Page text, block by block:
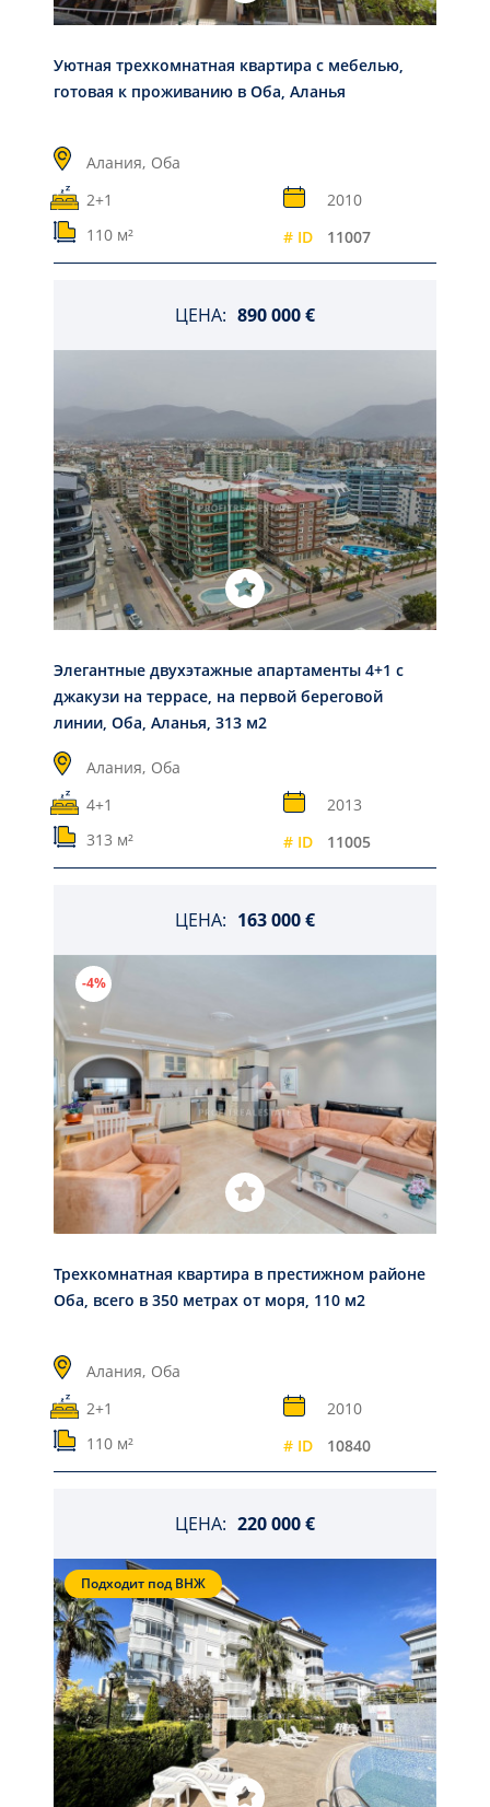
Уютная трехкомнатная квартира с мебелью,
готовая к проживанию в Оба, Аланья
Алания, Оба
2+1
2010
110 м²
# ID 11007
ЦЕНА: 890 000 €
Элегантные двухэтажные апартаменты 4+1 с
джакузи на террасе, на первой береговой
линии, Оба, Аланья, 313 м2
Алания, Оба
4+1
2013
313 м²
# ID 11005
ЦЕНА: 163 000 €
-4%
Трехкомнатная квартира в престижном районе
Оба, всего в 350 метрах от моря, 110 м2
Алания, Оба
2+1
2010
110 м²
# ID 10840
ЦЕНА: 220 000 €
Подходит под ВНЖ